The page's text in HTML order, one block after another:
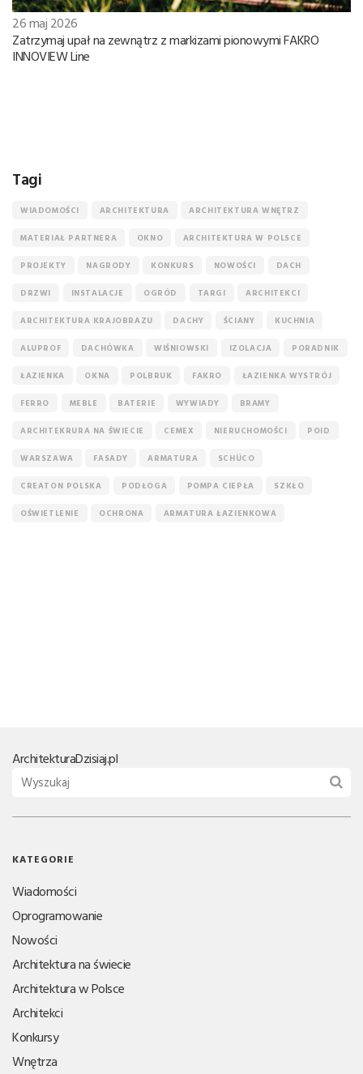
26 maj 2026
Zatrzymaj upał na zewnątrz z markizami pionowymi FAKRO
INNOVIEW Line
Tagi
WIADOMOŚCI ARCHITEKTURA ARCHITEKTURA WNĘTRZ
MATERIAŁ PARTNERA OKNO ARCHITEKTURA W POLSCE
PROJEKTY NAGRODY KONKURS NOWOŚCI DACH
DRZWI INSTALACJE OGRÓD TARGI ARCHITEKCI
ARCHITEKTURA KRAJOBRAZU DACHY ŚCIANY KUCHNIA
ALUPROF DACHÓWKA WIŚNIOWSKI IZOLACJA PORADNIK
ŁAZIENKA OKNA POLBRUK FAKRO ŁAZIENKA WYSTRÓJ
FERRO MEBLE BATERIE WYWIADY BRAMY
ARCHITEKRURA NA ŚWIECIE CEMEX NIERUCHOMOŚCI POID
WARSZAWA FASADY ARMATURA SCHÜCO
CREATON POLSKA PODŁOGA POMPA CIEPŁA SZKŁO
OŚWIETLENIE OCHRONA ARMATURA ŁAZIENKOWA
ArchitekturaDzisiaj.pl
KATEGORIE
Wiadomości
Oprogramowanie
Nowości
Architektura na świecie
Architektura w Polsce
Architekci
Konkursy
Wnętrza